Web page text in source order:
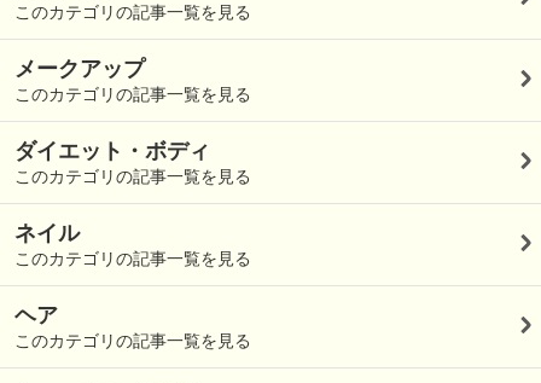
このカテゴリの記事一覧を見る
メークアップ
このカテゴリの記事一覧を見る
ダイエット・ボディ
このカテゴリの記事一覧を見る
ネイル
このカテゴリの記事一覧を見る
ヘア
このカテゴリの記事一覧を見る